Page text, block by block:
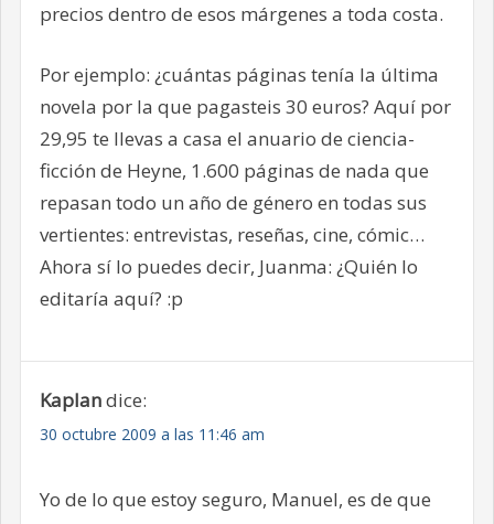
precios dentro de esos márgenes a toda costa.
Por ejemplo: ¿cuántas páginas tenía la última
novela por la que pagasteis 30 euros? Aquí por
29,95 te llevas a casa el anuario de ciencia-
ficción de Heyne, 1.600 páginas de nada que
repasan todo un año de género en todas sus
vertientes: entrevistas, reseñas, cine, cómic…
Ahora sí lo puedes decir, Juanma: ¿Quién lo
editaría aquí? :p
Kaplandice:
30 octubre 2009 a las 11:46 am
Yo de lo que estoy seguro, Manuel, es de que